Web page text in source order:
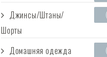
Джинсы/Штаны/
Шорты
Домашняя одежда